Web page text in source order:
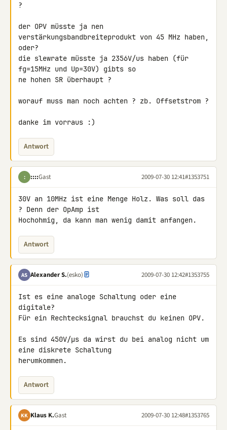
?
der OPV müsste ja nen
verstärkungsbandbreiteprodukt von 45 MHz haben,
oder?
die slewrate müsste ja 2356V/us haben (für
fg=15MHz und Up=30V) gibts so
ne hohen SR überhaupt ?
worauf muss man noch achten ? zb. Offsetstrom ?
danke im vorraus :)
Antwort
: ::::Gast 2009-07-30 12:41#1353751
30V an 10MHz ist eine Menge Holz. Was soll das
? Denn der OpAmp ist
Hochohmig, da kann man wenig damit anfangen.
Antwort
AS Alexander S.(esko) 2009-07-30 12:42#1353755
Ist es eine analoge Schaltung oder eine
digitale?
Für ein Rechtecksignal brauchst du keinen OPV.
Es sind 450V/µs da wirst du bei analog nicht um
eine diskrete Schaltung
herumkommen.
Antwort
KK Klaus K.Gast 2009-07-30 12:48#1353765